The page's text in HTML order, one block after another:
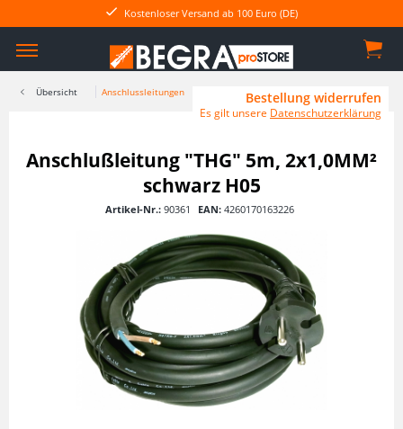
Kostenloser Versand ab 100 Euro (DE)
Übersicht Anschlussleitungen
Anschlußleitung "THG" 5m, 2x1,0MM²
schwarz H05
Artikel-Nr.: 90361 EAN: 4260170163226
Bestellung widerrufen
Es gilt unsere Datenschutzerklärung